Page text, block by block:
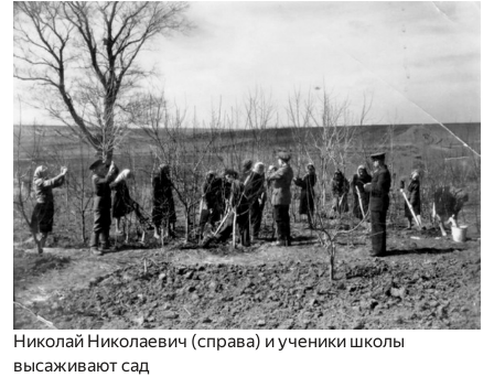
Николай Николаевич (справа) и ученики школы
высаживают сад